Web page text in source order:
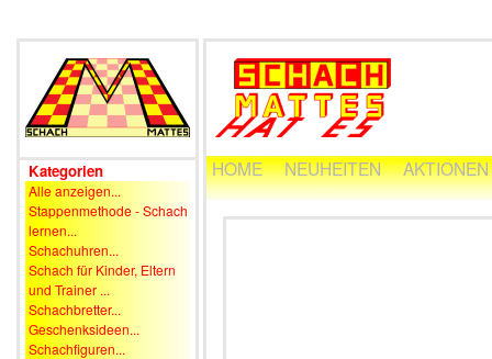
Kategorien
Alle anzeigen...
Stappenmethode - Schach
lernen...
Schachuhren...
Schach für Kinder, Eltern
und Trainer ...
Schachbretter...
Geschenksideen...
Schachfiguren...
HOME NEUHEITEN AKTIONEN